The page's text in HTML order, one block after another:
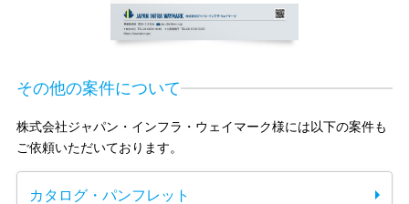
その他の案件について
株式会社ジャパン・インフラ・ウェイマーク様には以下の案件も
ご依頼いただいております。
カタログ・パンフレット